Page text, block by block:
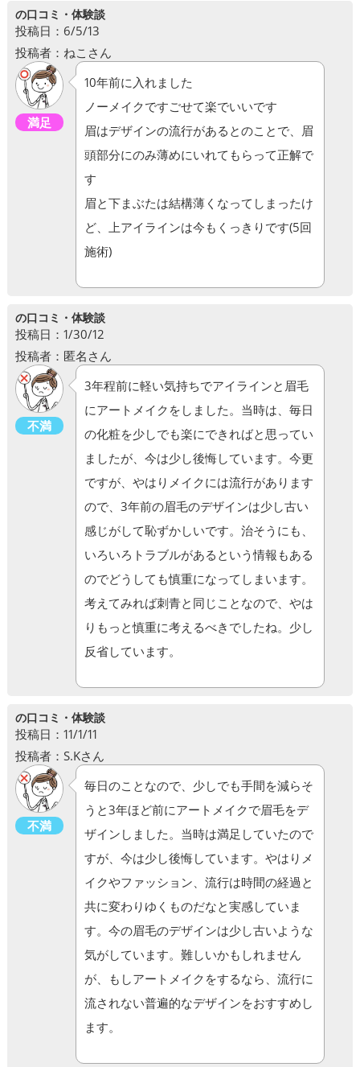
の口コミ・体験談
投稿日：6/5/13
投稿者：ねこさん
満足
10年前に入れました
ノーメイクですごせて楽でいいです
眉はデザインの流行があるとのことで、眉
頭部分にのみ薄めにいれてもらって正解で
す
眉と下まぶたは結構薄くなってしまったけ
ど、上アイラインは今もくっきりです(5回
施術)
の口コミ・体験談
投稿日：1/30/12
投稿者：匿名さん
不満
3年程前に軽い気持ちでアイラインと眉毛
にアートメイクをしました。当時は、毎日
の化粧を少しでも楽にできればと思ってい
ましたが、今は少し後悔しています。今更
ですが、やはりメイクには流行があります
ので、3年前の眉毛のデザインは少し古い
感じがして恥ずかしいです。治そうにも、
いろいろトラブルがあるという情報もある
のでどうしても慎重になってしまいます。
考えてみれば刺青と同じことなので、やは
りもっと慎重に考えるべきでしたね。少し
反省しています。
の口コミ・体験談
投稿日：11/1/11
投稿者：S.Kさん
不満
毎日のことなので、少しでも手間を減らそ
うと3年ほど前にアートメイクで眉毛をデ
ザインしました。当時は満足していたので
すが、今は少し後悔しています。やはりメ
イクやファッション、流行は時間の経過と
共に変わりゆくものだなと実感していま
す。今の眉毛のデザインは少し古いような
気がしています。難しいかもしれません
が、もしアートメイクをするなら、流行に
流されない普遍的なデザインをおすすめし
ます。